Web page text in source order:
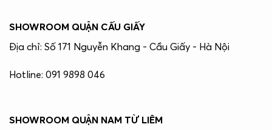
SHOWROOM QUẬN CẤU GIẤY
Địa chỉ: Số 171 Nguyễn Khang - Cầu Giấy - Hà Nội
Hotline: 091 9898 046
SHOWROOM QUẬN NAM TỪ LIÊM